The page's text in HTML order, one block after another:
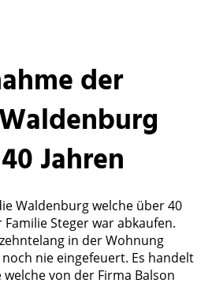
der
Jahren
Waldenburg welche über 40
Familie Steger war abkaufen.
in der Wohnung
nie eingefeuert. Es handelt
von der Firma Balson